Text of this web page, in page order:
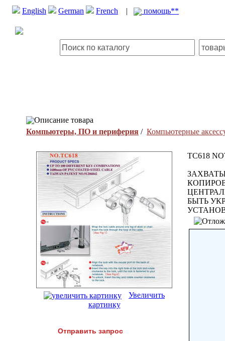
English German French | помощь**
Описание товара
Компьютеры, ПО и периферия / Компьютерные
Увеличить
картинку
Отправить запрос
TC618
БЫТЬ